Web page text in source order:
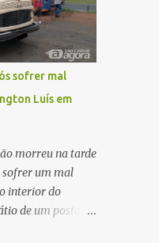
sofrer mal
Luís em
morreu na tarde
um mal
interior do
de um posto de